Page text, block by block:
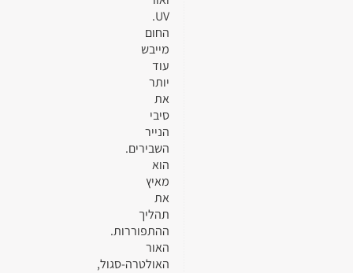
UV.
החום
מייבש
עוד
יותר
את
סיבי
הנייר
השבירים.
הוא
מאיץ
את
תהליך
ההתפוררות.
האור
האולטרה-סגול,